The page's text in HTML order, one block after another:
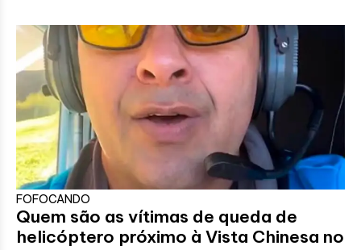
FOFOCANDO
Quem são as vítimas de queda de
helicóptero próximo à Vista Chinesa no